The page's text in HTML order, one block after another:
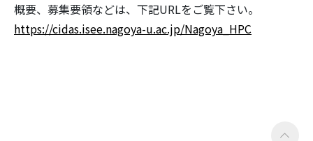
概要、募集要領などは、下記URLをご覧下さい。
https://cidas.isee.nagoya-u.ac.jp/Nagoya_HPC